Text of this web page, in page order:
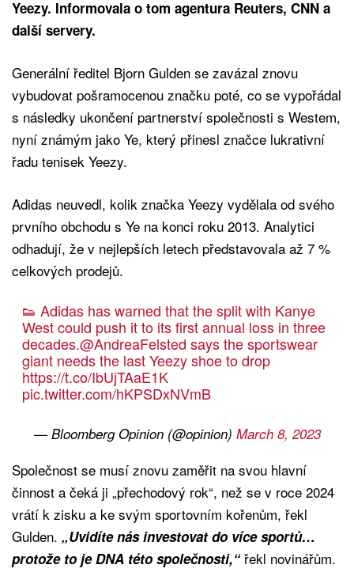
Yeezy. Informovala o tom agentura Reuters, CNN a
další servery.
Generální ředitel Bjorn Gulden se zavázal znovu
vybudovat pošramocenou značku poté, co se vypořádal
s následky ukončení partnerství společnosti s Westem,
nyní známým jako Ye, který přinesl značce lukrativní
řadu tenisek Yeezy.
Adidas neuvedl, kolik značka Yeezy vydělala od svého
prvního obchodu s Ye na konci roku 2013. Analytici
odhadují, že v nejlepších letech představovala až 7 %
celkových prodejů.
👟 Adidas has warned that the split with Kanye
West could push it to its first annual loss in three
decades.@AndreaFelsted says the sportswear
giant needs the last Yeezy shoe to drop
https://t.co/IbUjTAaE1K
pic.twitter.com/hKPSDxNVmB
— Bloomberg Opinion (@opinion) March 8, 2023
Společnost se musí znovu zaměřit na svou hlavní
činnost a čeká ji „přechodový rok“, než se v roce 2024
vrátí k zisku a ke svým sportovním kořenům, řekl
Gulden. „Uvidíte nás investovat do více sportů…
protože to je DNA této společnosti,“řekl novinářům.